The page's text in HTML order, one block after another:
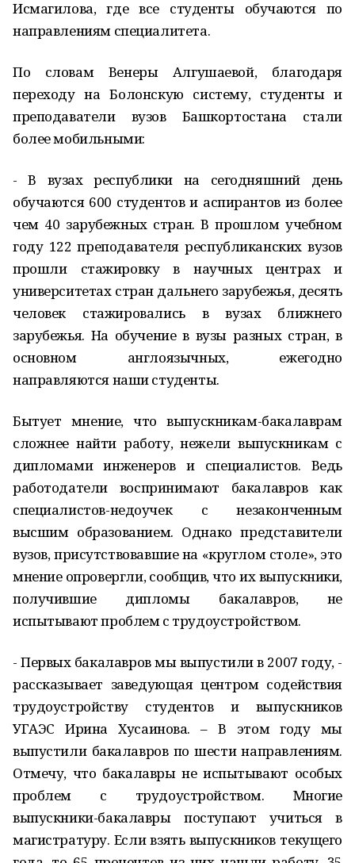
Исмагилова, где все студенты обучаются по
направлениям специалитета.
По словам Венеры Алгушаевой, благодаря
переходу на Болонскую систему, студенты и
преподаватели вузов Башкортостана стали
более мобильными:
- В вузах республики на сегодняшний день
обучаются 600 студентов и аспирантов из более
чем 40 зарубежных стран. В прошлом учебном
году 122 преподавателя республиканских вузов
прошли стажировку в научных центрах и
университетах стран дальнего зарубежья, десять
человек стажировались в вузах ближнего
зарубежья. На обучение в вузы разных стран, в
основном англоязычных, ежегодно
направляются наши студенты.
Бытует мнение, что выпускникам-бакалаврам
сложнее найти работу, нежели выпускникам с
дипломами инженеров и специалистов. Ведь
работодатели воспринимают бакалавров как
специалистов-недоучек с незаконченным
высшим образованием. Однако представители
вузов, присутствовавшие на «круглом столе», это
мнение опровергли, сообщив, что их выпускники,
получившие дипломы бакалавров, не
испытывают проблем с трудоустройством.
- Первых бакалавров мы выпустили в 2007 году, -
рассказывает заведующая центром содействия
трудоустройству студентов и выпускников
УГАЭС Ирина Хусаинова. – В этом году мы
выпустили бакалавров по шести направлениям.
Отмечу, что бакалавры не испытывают особых
проблем с трудоустройством. Многие
выпускники-бакалавры поступают учиться в
магистратуру. Если взять выпускников текущего